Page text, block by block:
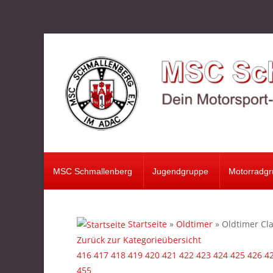
MSC Schmallenberg
Jugendgruppe
Motorradgruppe
Motorsport
MSC Schmallenberg Jugendgruppe
Startseite » Oldtimer » Oldtimer
Zurück zur Kategorieübersicht
416 417 418 419 420 421 422 423 424 425 426
455